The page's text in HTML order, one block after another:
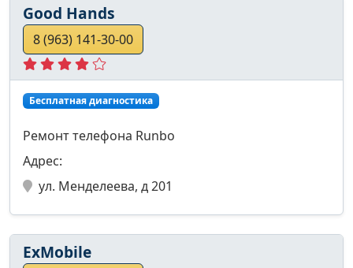
Good Hands
8 (963) 141-30-00
Бесплатная диагностика
Ремонт телефона Runbo
Адрес:
ул. Менделеева, д 201
ExMobile